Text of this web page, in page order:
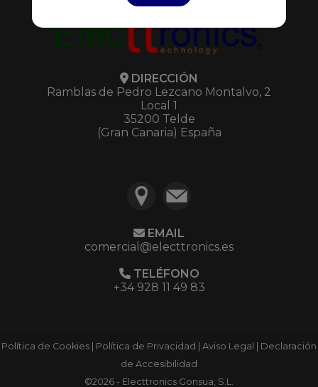
DIRECCIÓN
Ramblas de Pedro Lezcano Montalvo, 2
Local 1
35200 Telde
(Gran Canaria) España
EMAIL
comercial@electtronics.es
TELÉFONO
+34 928 11 49 83
Política de Cookies Política de Privacidad Aviso Legal
Declaración
de Accesibilidad
©2026 - Electtronics Gonsua, S.L.